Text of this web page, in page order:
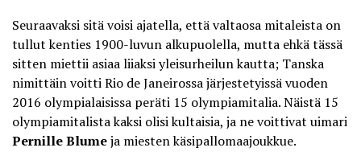
Seuraavaksi sitä voisi ajatella, että valtaosa mitaleista on
tullut kenties 1900-luvun alkupuolella, mutta ehkä tässä
sitten miettii asiaa liiaksi yleisurheilun kautta; Tanska
nimittäin voitti Rio de Janeirossa järjestetyissä vuoden
2016 olympialaisissa peräti 15 olympiamitalia. Näistä 15
olympiamitalista kaksi olisi kultaisia, ja ne voittivat uimari
Pernille Blumeja miesten käsipallomaajoukkue.